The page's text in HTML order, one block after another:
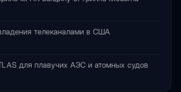
телеканалами в США
для плавучих АЭС и атомных судов